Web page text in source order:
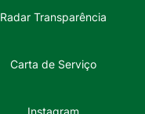
Radar Transparência
Carta de Serviço